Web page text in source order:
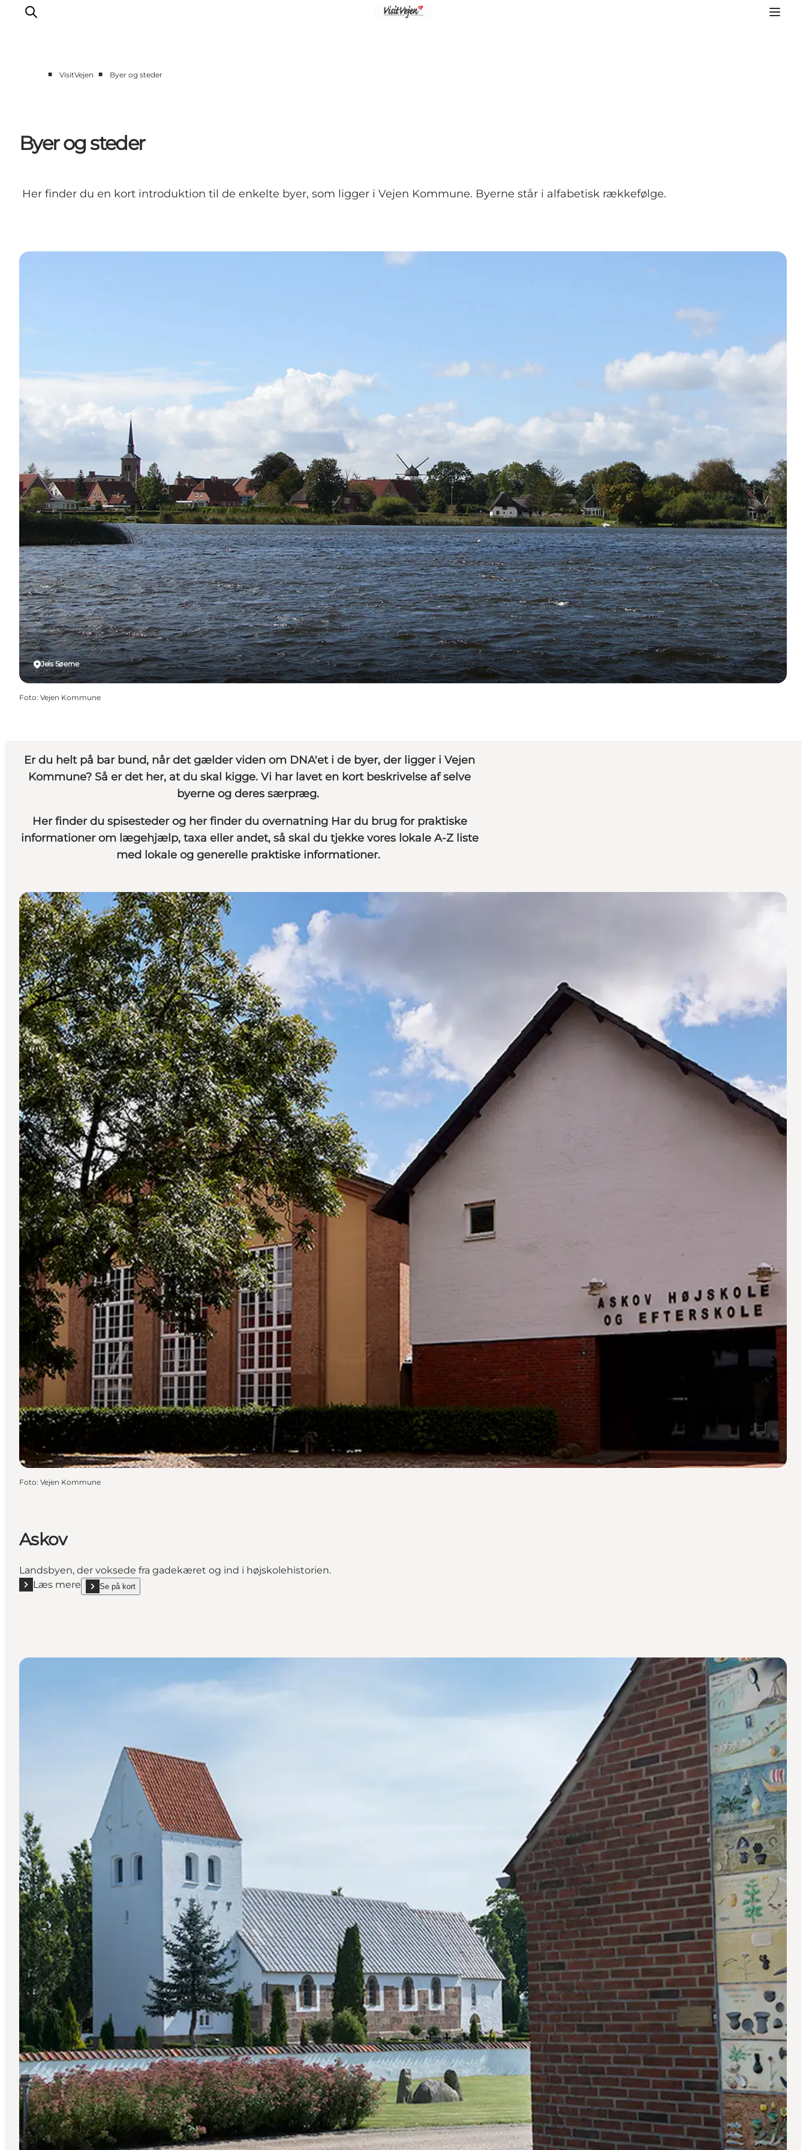
Natur
Se og oplev
Events
■ VisitVejen ■ Byer og steder
Byer og steder
Her finder du en kort introduktion til de enkelte byer, som ligger i Vejen Kommune. Byerne står i alfabetisk rækkefølge.
Jels Søerne
Foto: Vejen Kommune
Er du helt på bar bund, når det gælder viden om DNA'et i de byer, der ligger i Vejen
Kommune? Så er det her, at du skal kigge. Vi har lavet en kort beskrivelse af selve
byerne og deres særpræg.
Her finder du spisestederog her finder du overnatningHar du brug for praktiske
informationer om lægehjælp, taxa eller andet, så skal du tjekke vores lokale A-Z liste
med lokale og generelle praktiske informationer.
Foto: Vejen Kommune
Askov
Landsbyen, der voksede fra gadekæret og ind i højskolehistorien.
Læs mere
Læs mere "Askov"Se på kort
show Askov on_map